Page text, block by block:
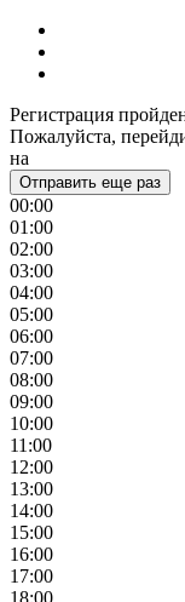
Регистрация
Пожалуйста,
на
Отправить еще раз
00:00
01:00
02:00
03:00
04:00
05:00
06:00
07:00
08:00
09:00
10:00
11:00
12:00
13:00
14:00
15:00
16:00
17:00
18:00